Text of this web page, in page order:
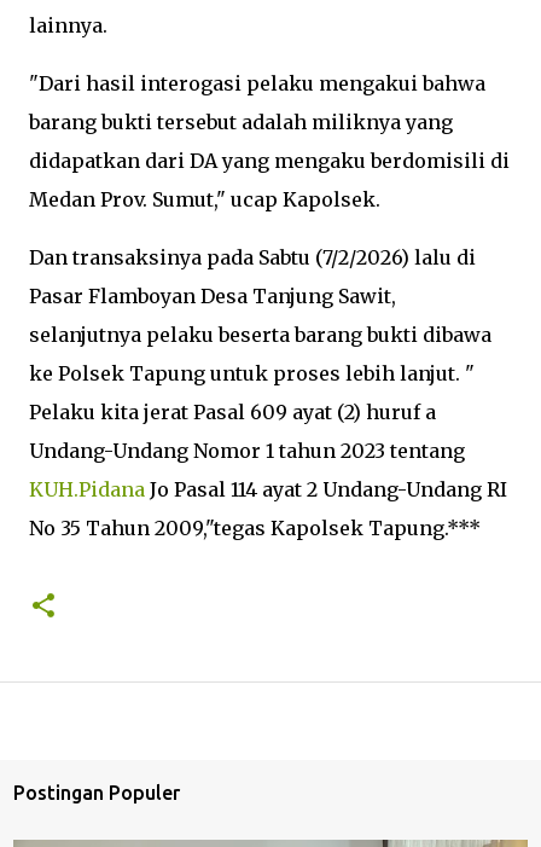
lainnya.
"Dari hasil interogasi pelaku mengakui bahwa
barang bukti tersebut adalah miliknya yang
didapatkan dari DA yang mengaku berdomisili di
Medan Prov. Sumut," ucap Kapolsek.
Dan transaksinya pada Sabtu (7/2/2026) lalu di
Pasar Flamboyan Desa Tanjung Sawit,
selanjutnya pelaku beserta barang bukti dibawa
ke Polsek Tapung untuk proses lebih lanjut. "
Pelaku kita jerat Pasal 609 ayat (2) huruf a
Undang-Undang Nomor 1 tahun 2023 tentang
KUH.Pidana Jo Pasal 114 ayat 2 Undang-Undang RI
No 35 Tahun 2009,"tegas Kapolsek Tapung.***
Postingan Populer